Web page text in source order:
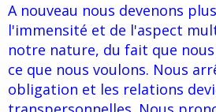
A nouveau nous devenons
l'immensité et de l'aspect
notre nature, du fait que
ce que nous voulons. Nous
obligation et les relations